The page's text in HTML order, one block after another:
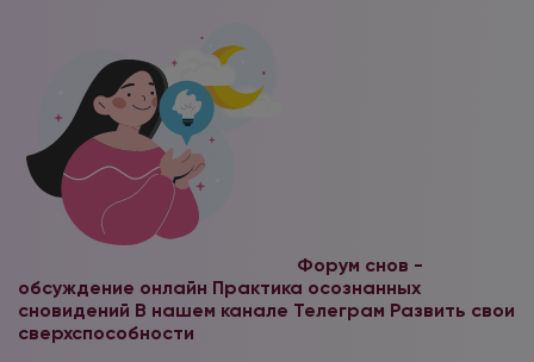
Форум снов -
обсуждение онлайн Практика осознанных
сновидений В нашем канале Телеграм Развить свои
сверхспособности